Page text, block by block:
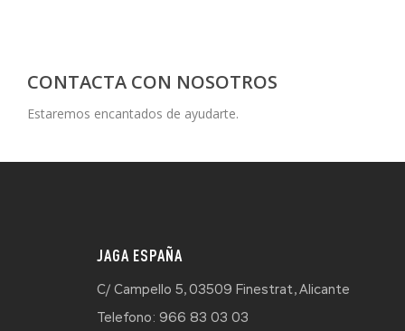
CONTACTA CON NOSOTROS
Estaremos encantados de ayudarte.
JAGA ESPAÑA
C/ Campello 5, 03509 Finestrat, Alicante
Telefono: 966 83 03 03